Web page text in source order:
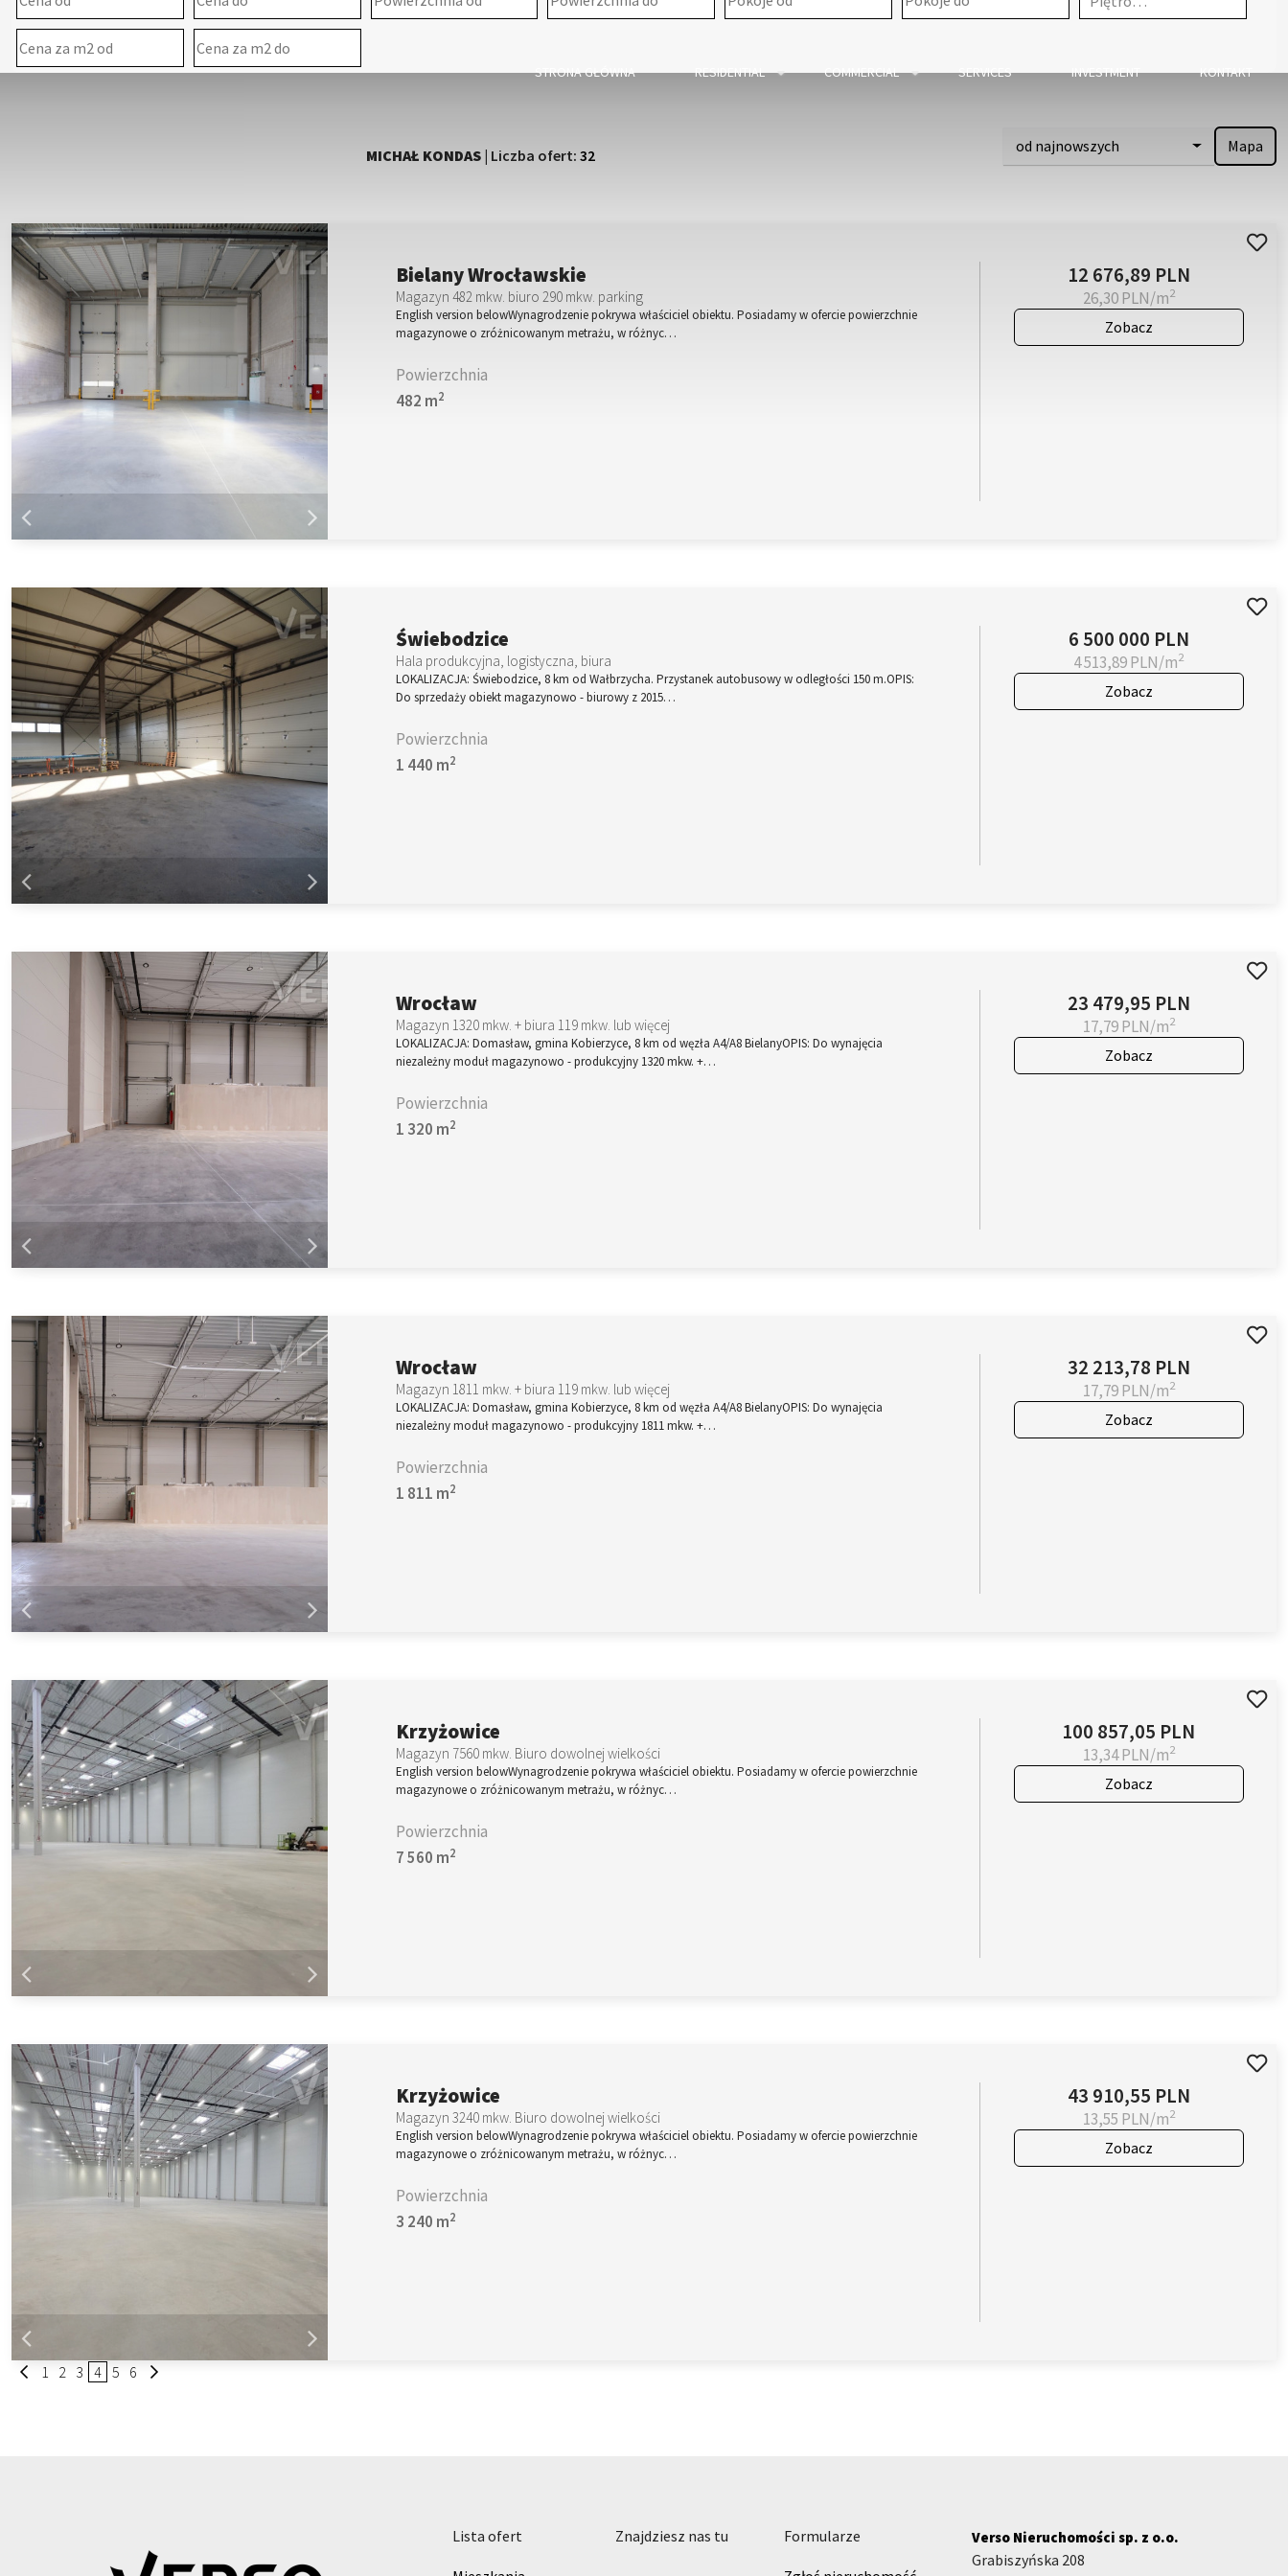
STRONA GŁÓWNA RESIDENTIAL COMMERCIAL SERVICES INVESTMENT KONTAKT
MICHAŁ KONDAS| Liczba ofert: 32 od najnowszych Mapa
Bielany Wrocławskie
Magazyn 482 mkw. biuro 290 mkw. parking
English version belowWynagrodzenie pokrywa właściciel obiektu. Posiadamy w ofercie powierzchnie
magazynowe o zróżnicowanym metrażu, w różnyc…
Powierzchnia
482 m2
12 676,89 PLN
26,30 PLN/m2
Zobacz
Świebodzice
Hala produkcyjna, logistyczna, biura
LOKALIZACJA: Świebodzice, 8 km od Wałbrzycha. Przystanek autobusowy w odległości 150 m.OPIS:
Do sprzedaży obiekt magazynowo - biurowy z 2015…
Powierzchnia
1 440 m2
6 500 000 PLN
4 513,89 PLN/m2
Zobacz
Wrocław
Magazyn 1320 mkw. + biura 119 mkw. lub więcej
LOKALIZACJA: Domasław, gmina Kobierzyce, 8 km od węzła A4/A8 BielanyOPIS: Do wynajęcia
niezależny moduł magazynowo - produkcyjny 1320 mkw. +…
Powierzchnia
1 320 m2
23 479,95 PLN
17,79 PLN/m2
Zobacz
Wrocław
Magazyn 1811 mkw. + biura 119 mkw. lub więcej
LOKALIZACJA: Domasław, gmina Kobierzyce, 8 km od węzła A4/A8 BielanyOPIS: Do wynajęcia
niezależny moduł magazynowo - produkcyjny 1811 mkw. +…
Powierzchnia
1 811 m2
32 213,78 PLN
17,79 PLN/m2
Zobacz
Krzyżowice
Magazyn 7560 mkw. Biuro dowolnej wielkości
English version belowWynagrodzenie pokrywa właściciel obiektu. Posiadamy w ofercie powierzchnie
magazynowe o zróżnicowanym metrażu, w różnyc…
Powierzchnia
7 560 m2
100 857,05 PLN
13,34 PLN/m2
Zobacz
Krzyżowice
Magazyn 3240 mkw. Biuro dowolnej wielkości
English version belowWynagrodzenie pokrywa właściciel obiektu. Posiadamy w ofercie powierzchnie
magazynowe o zróżnicowanym metrażu, w różnyc…
Powierzchnia
3 240 m2
43 910,55 PLN
13,55 PLN/m2
Zobacz
1 2 3 4 5 6
lista ofert znajdziesz nas tu formularze Verso Nieruchomości sp. z o.o.
Grabiszyńska 208